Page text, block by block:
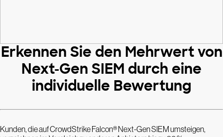
Erkennen Sie den Mehrwert von
Next-Gen SIEM durch eine
individuelle Bewertung
Kunden, die auf CrowdStrike Falcon® Next-Gen SIEM umsteigen,